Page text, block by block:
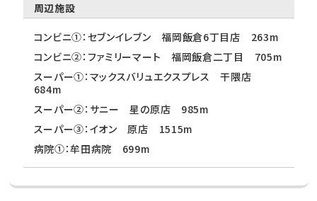
周辺施設
コンビニ①：セブンイレブン 福岡飯倉6丁目店 263m
コンビニ②：ファミリーマート 福岡飯倉二丁目 705m
スーパー①：マックスバリュエクスプレス 干隈店
684m
スーパー②：サニー 星の原店 985m
スーパー③：イオン 原店 1515m
病院①：牟田病院 699m